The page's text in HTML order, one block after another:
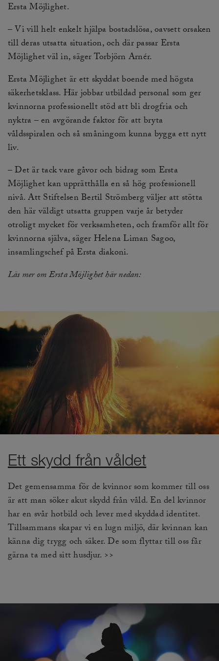
Ersta Möjlighet.
– Vi vill helt enkelt hjälpa bostadslösa, oavsett orsaken
till deras utsatta situation, och där passar Ersta
Möjlighet väl in, säger Torbjörn Arnér.
Ersta Möjlighet är ett skyddat boende med högsta
säkerhetsklass. Här jobbar utbildad personal som ger
kvinnorna professionellt stöd att bli drogfria och
nyktra – en avgörande faktor för att bryta
våldsspiralen och så småningom kunna bygga ett nytt
liv.
– Det är tack vare gåvor och bidrag som Ersta
Möjlighet kan upprätthålla en så hög professionell
nivå. Att Stiftelsen Bertil Strömberg väljer att stötta
den här väldigt utsatta gruppen varje år betyder
otroligt mycket för verksamheten, och framför allt för
kvinnorna själva, säger Helena Liman Sagoo,
insamlingschef på Ersta diakoni.
Läs mer om Ersta Möjlighet här nedan:
Ett skydd från våldet
Det gemensamma för de kvinnor som kommer till oss
är att man söker akut skydd från våld. En del kvinnor
har en svår hotbild och lever med skyddad identitet.
Tillsammans skapar vi en lugn miljö, där kvinnan kan
känna dig trygg och säker. De som flyttar till oss får
gärna ta med sitt husdjur. >>